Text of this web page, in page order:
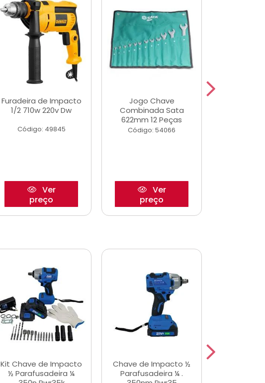
Furadeira de Impacto
1/2 710w 220v Dw
Código: 49845
Ver
preço
Jogo Chave
Combinada Sata
622mm 12 Peças
Código: 54066
Ver
preço
Kit Chave de Impacto
½ Parafusadeira ¼
Chave de Impacto ½
Parafusadeira ¼ .